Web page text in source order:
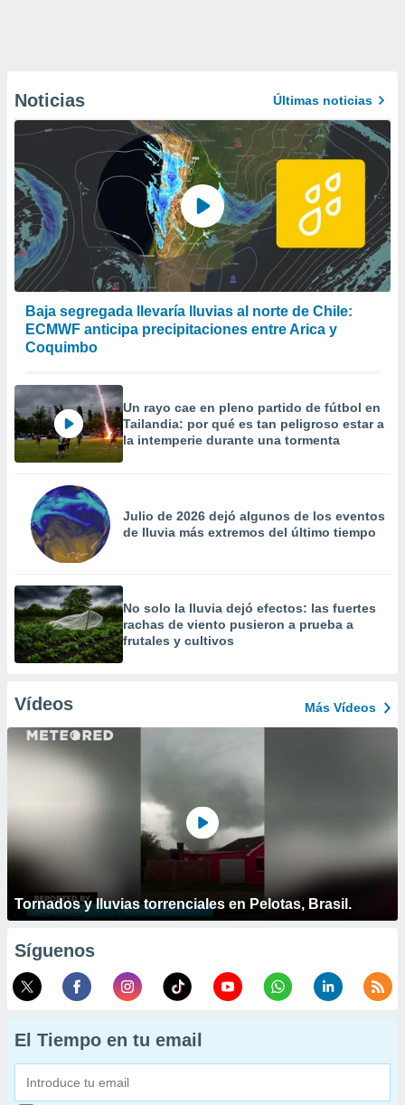
Noticias Últimas noticias
Baja segregada llevaría lluvias al norte de Chile:
ECMWF anticipa precipitaciones entre Arica y
Coquimbo
Un rayo cae en pleno partido de fútbol en
Tailandia: por qué es tan peligroso estar a
la intemperie durante una tormenta
Julio de 2026 dejó algunos de los eventos
de lluvia más extremos del último tiempo
No solo la lluvia dejó efectos: las fuertes
rachas de viento pusieron a prueba a
frutales y cultivos
Vídeos Más Vídeos
Tornados y lluvias torrenciales en Pelotas, Brasil.
Síguenos
El Tiempo en tu email